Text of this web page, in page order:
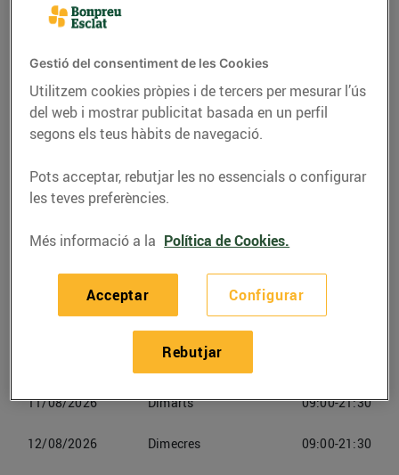
Adreça
C. República Argentina, 238 (08023) Barcelona
Telèfon Trucar-hi
09/08/2026 Diumenge Tancat
Dilluns
11/08/2026 Dimarts 09:00-21:30
12/08/2026 Dimecres 09:00-21:30
Gestió del consentiment de les Cookies
Utilitzem cookies pròpies i de tercers per mesurar l’ús
del web i mostrar publicitat basada en un perfil
segons els teus hàbits de navegació.
Pots acceptar, rebutjar les no essencials o configurar
les teves preferències.
Més informació a la Política de Cookies.
Configurar
Rebutjar
Acceptar